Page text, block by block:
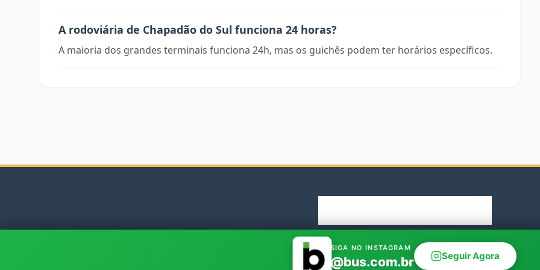
A rodoviária de Chapadão do Sul funciona 24 horas?
A maioria dos grandes terminais funciona 24h, mas os guichês podem ter horários específicos.
© 2026 Rodoviaria.de. Parceiro oficial Bus.com.br
SIGA NO INSTAGRAM
@bus.com.br Seguir Agora